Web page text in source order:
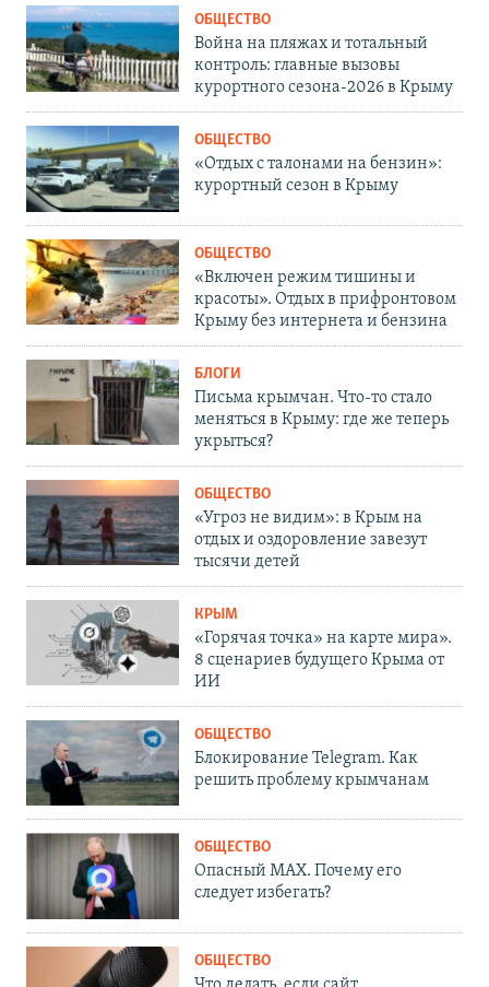
ОБЩЕСТВО
Война на пляжах и тотальный
контроль: главные вызовы
курортного сезона-2026 в Крыму
ОБЩЕСТВО
«Отдых с талонами на бензин»:
курортный сезон в Крыму
ОБЩЕСТВО
«Включен режим тишины и
красоты». Отдых в прифронтовом
Крыму без интернета и бензина
БЛОГИ
Письма крымчан. Что-то стало
меняться в Крыму: где же теперь
укрыться?
ОБЩЕСТВО
«Угроз не видим»: в Крым на
отдых и оздоровление завезут
тысячи детей
КРЫМ
«Горячая точка» на карте мира».
8 сценариев будущего Крыма от
ИИ
ОБЩЕСТВО
Блокирование Telegram. Как
решить проблему крымчанам
ОБЩЕСТВО
Опасный MAX. Почему его
следует избегать?
ОБЩЕСТВО